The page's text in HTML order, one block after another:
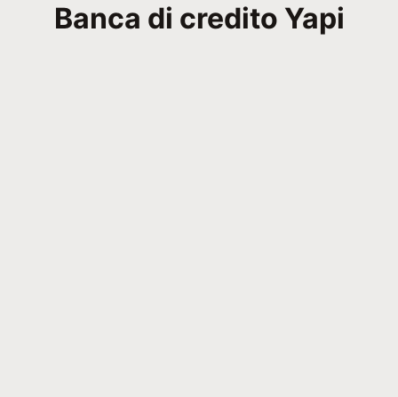
Banca di credito Yapi